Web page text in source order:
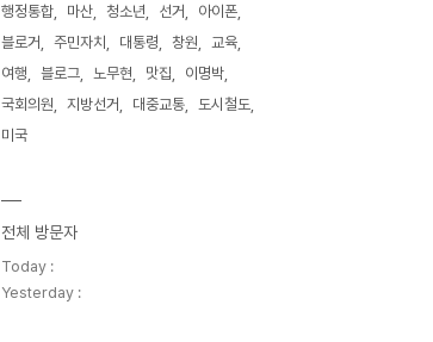
행정통합
마산 청소년 선거
아이폰
블로거
주민자치 대통령 창원
교육
여행
블로그 노무현 맛집
이명박
국회의원
지방선거 대중교통
도시철도
미국
전체 방문자
Today :
Yesterday :